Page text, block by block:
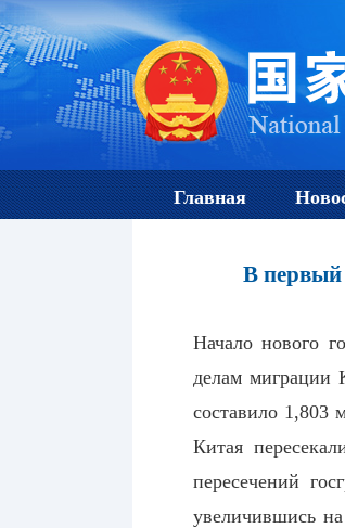
Главная
В первый
Начало нового
делам миграции
составило 1,803
Китая
пересечений
увеличившись